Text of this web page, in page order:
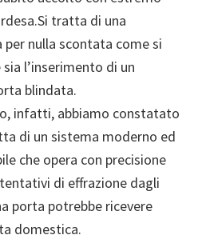
tratta di una
nulla scontata come si
l’inserimento di un
blindata.
infatti, abbiamo constatato
di un sistema moderno ed
che opera con precisione
di effrazione dagli
porta potrebbe ricevere
domestica.